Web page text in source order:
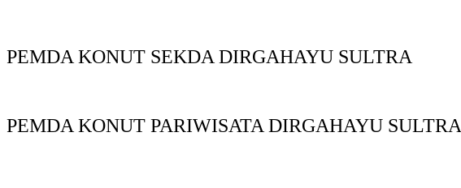
PEMDA KONUT SEKDA DIRGAHAYU SULTRA
PEMDA KONUT PARIWISATA DIRGAHAYU SULTRA